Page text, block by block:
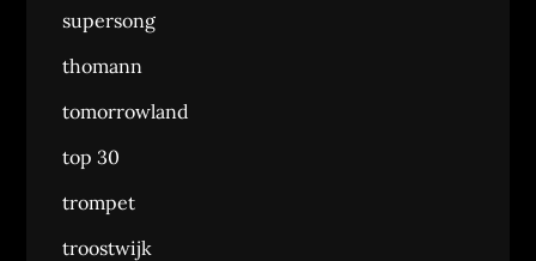
supersong
thomann
tomorrowland
top 30
trompet
troostwijk